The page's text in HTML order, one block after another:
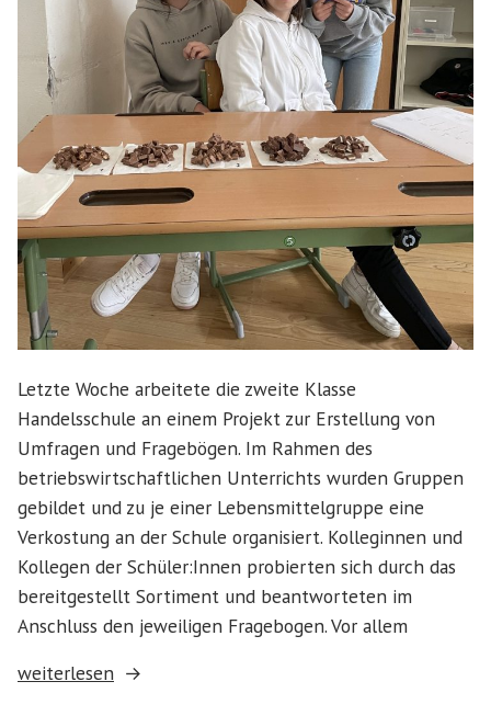
Letzte Woche arbeitete die zweite Klasse
Handelsschule an einem Projekt zur Erstellung von
Umfragen und Fragebögen. Im Rahmen des
betriebswirtschaftlichen Unterrichts wurden Gruppen
gebildet und zu je einer Lebensmittelgruppe eine
Verkostung an der Schule organisiert. Kolleginnen und
Kollegen der Schüler:Innen probierten sich durch das
bereitgestellt Sortiment und beantworteten im
Anschluss den jeweiligen Fragebogen. Vor allem
„Verkostung
weiterlesen